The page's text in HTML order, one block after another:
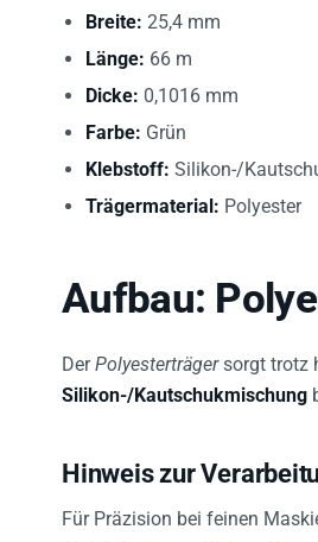
Breite: 25,4 mm
Länge: 66 m
Dicke: 0,1016 mm
Farbe: Grün
Klebstoff: Silikon-/
Trägermaterial: Polyester
Aufbau:
Der Polyesterträgersorgt trotz
Silikon-/Kautschukmischung
Hinweis zur
Für Präzision bei feinen